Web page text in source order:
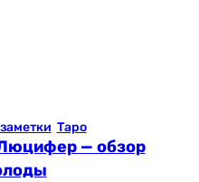
Таро
— обзор